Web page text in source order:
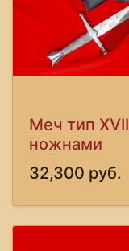
Меч тип
ножнами
32,300 руб.